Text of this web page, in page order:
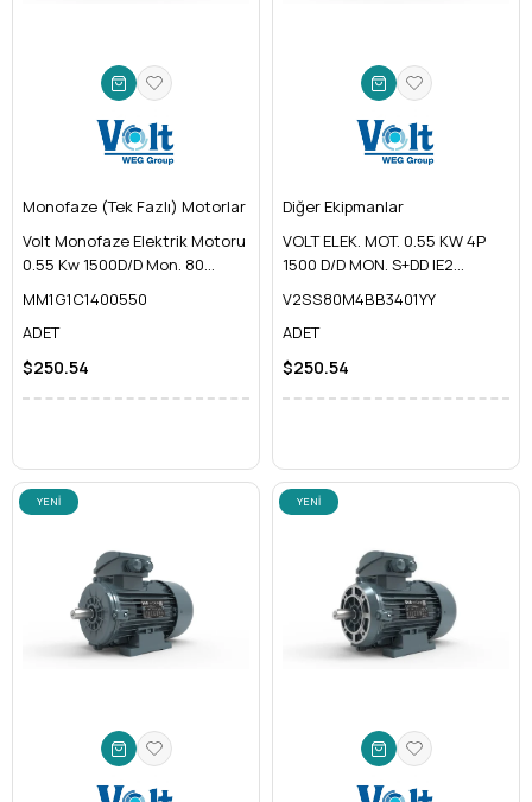
Monofaze (Tek Fazlı) Motorlar
Volt Monofaze Elektrik Motoru
0.55 Kw 1500D/D Mon. 80
MM1G1C1400550
ADET
$250.54
Diğer Ekipmanlar
VOLT ELEK. MOT. 0.55 KW 4P
1500 D/D MON. S+DD IE2
V2SS80M4BB3401YY
ADET
$250.54
YENI
YENI